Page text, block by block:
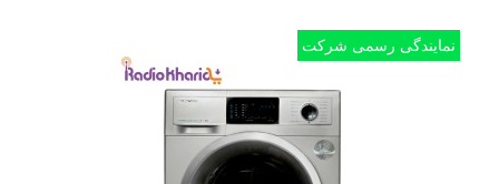
نمایندگی رسمی شرکت